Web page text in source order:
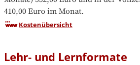
410,00 Euro im Monat.
Kostenübersicht
Lehr- und Lernformate